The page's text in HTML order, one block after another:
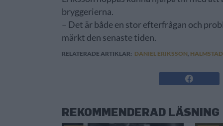
bryggerierna.
– Det är både en stor efterfrågan och
märkt den senaste tiden.
RELATERADE ARTIKLAR: DANIEL ERIKSSON,
REKOMMENDERAD LÄSNING